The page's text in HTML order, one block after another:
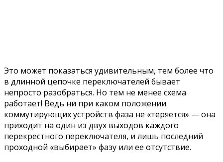
Это может показаться удивительным, тем более что
в длинной цепочке переключателей бывает
непросто разобраться. Но тем не менее схема
работает! Ведь ни при каком положении
коммутирующих устройств фаза не «теряется» — она
приходит на один из двух выходов каждого
перекрестного переключателя, и лишь последний
проходной «выбирает» фазу или ее отсутствие.